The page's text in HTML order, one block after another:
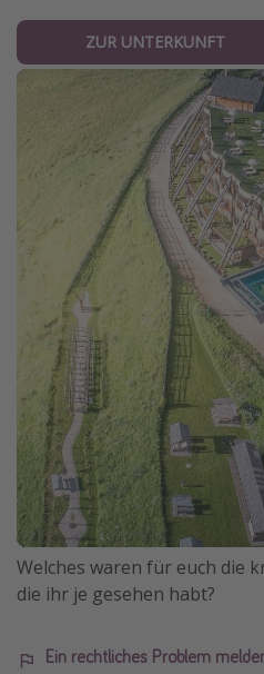
ZUR UNTERKUNFT
Welches waren für euch die
die ihr je gesehen habt?
Ein rechtliches Problem